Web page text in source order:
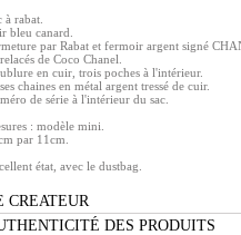
à rabat.
bleu canard.
par Rabat et fermoir argent signé
de Coco Chanel.
en cuir, trois poches à l'intérieur.
chaines en métal argent tressé de cuir.
de série à l'intérieur du sac.
: modèle mini.
par 11cm.
état, avec le dustbag.
CREATEUR
DES PRODUITS